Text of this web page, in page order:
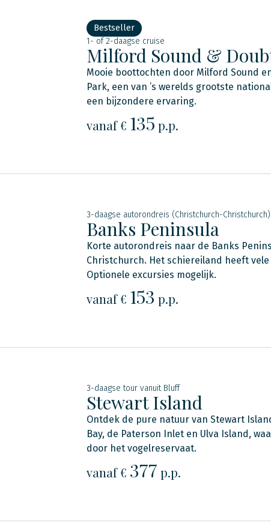
Bestseller
1- of 2-daagse cruise
Milford Sound &
Mooie boottochten door Milford Sound
Park, een van ’s werelds grootste
een bijzondere ervaring.
vanaf € 135 p.p.
3-daagse autorondreis (Christchurch-Christchurch)
Banks Peninsula
Korte autorondreis naar de Banks
Christchurch. Het schiereiland heeft
Optionele excursies mogelijk.
vanaf € 153 p.p.
3-daagse tour vanuit Bluff
Stewart Island
Ontdek de pure natuur van Stewart
Bay, de Paterson Inlet en Ulva Island,
door het vogelreservaat.
vanaf € 377 p.p.